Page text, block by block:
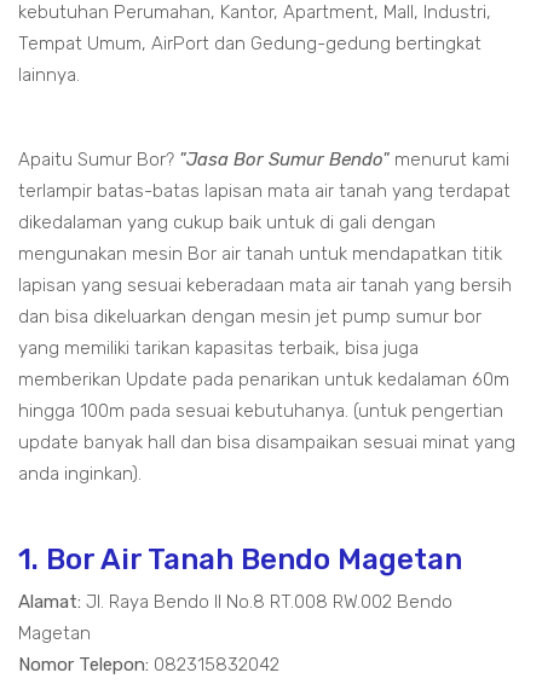
kebutuhan Perumahan, Kantor, Apartment, Mall, Industri,
Tempat Umum, AirPort dan Gedung-gedung bertingkat
lainnya.
Apaitu Sumur Bor? "Jasa Bor Sumur Bendo" menurut kami
terlampir batas-batas lapisan mata air tanah yang terdapat
dikedalaman yang cukup baik untuk di gali dengan
mengunakan mesin Bor air tanah untuk mendapatkan titik
lapisan yang sesuai keberadaan mata air tanah yang bersih
dan bisa dikeluarkan dengan mesin jet pump sumur bor
yang memiliki tarikan kapasitas terbaik, bisa juga
memberikan Update pada penarikan untuk kedalaman 60m
hingga 100m pada sesuai kebutuhanya. (untuk pengertian
update banyak hall dan bisa disampaikan sesuai minat yang
anda inginkan).
1. Bor Air Tanah Bendo Magetan
Alamat: Jl. Raya Bendo II No.8 RT.008 RW.002 Bendo
Magetan
Nomor Telepon: 082315832042